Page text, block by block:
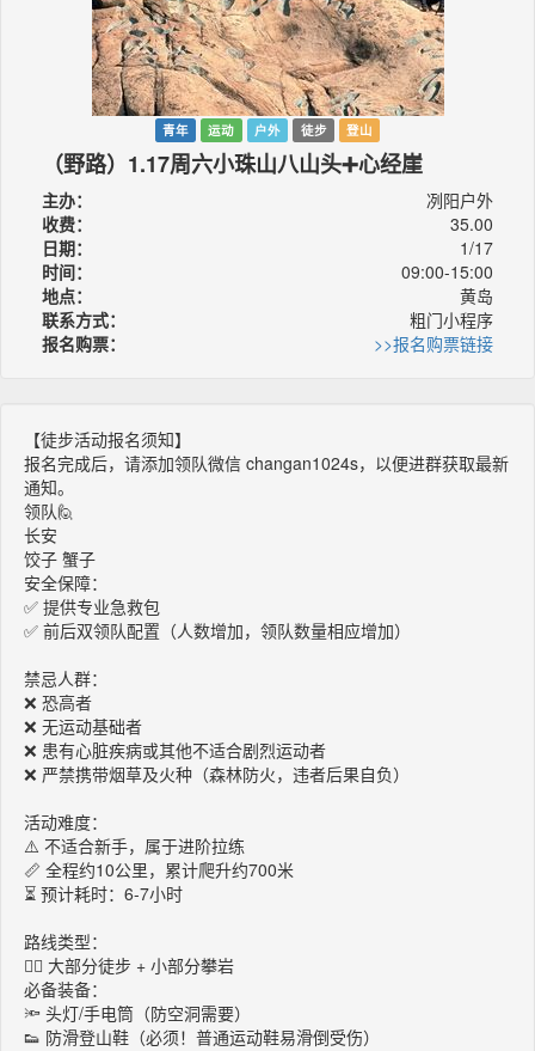
青年 运动 户外 徒步 登山
（野路）1.17周六小珠山八山头➕心经崖
主办：
冽阳户外
收费：
35.00
日期：
1/17
时间：
09:00-15:00
地点：
黄岛
联系方式：
粗门小程序
报名购票：
>>报名购票链接
【徒步活动报名须知】
报名完成后，请添加领队微信 changan1024s，以便进群获取最新
通知。
领队🙋
长安
饺子 蟹子
安全保障：
✅ 提供专业急救包
✅ 前后双领队配置（人数增加，领队数量相应增加）
禁忌人群：
❌ 恐高者
❌ 无运动基础者
❌ 患有心脏疾病或其他不适合剧烈运动者
❌ 严禁携带烟草及火种（森林防火，违者后果自负）
活动难度：
⚠️ 不适合新手，属于进阶拉练
📏 全程约10公里，累计爬升约700米
⏳ 预计耗时：6-7小时
路线类型：
🚶‍♂️ 大部分徒步 + 小部分攀岩
必备装备：
🔦 头灯/手电筒（防空洞需要）
👟 防滑登山鞋（必须！普通运动鞋易滑倒受伤）